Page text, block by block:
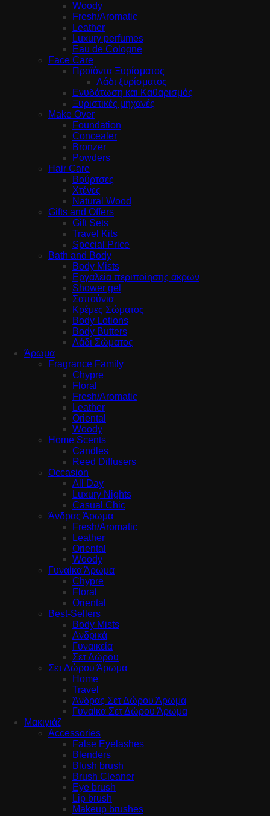
Woody
Fresh/Aromatic
Leather
Luxury perfumes
Eau de Cologne
Face Care
Προϊόντα Ξυρίσματος
Λάδι ξυρίσματος
Ενυδάτωση και Καθαρισμός
Ξυριστικές μηχανές
Make Over
Foundation
Concealer
Bronzer
Powders
Hair Care
Βούρτσες
Χτένες
Natural Wood
Gifts and Offers
Gift Sets
Travel Kits
Special Price
Bath and Body
Body Mists
Εργαλεία περιποίησης άκρων
Shower gel
Σαπούνια
Κρέμες Σώματος
Body Lotions
Body Butters
Λάδι Σώματος
Άρωμα
Fragrance Family
Chypre
Floral
Fresh/Aromatic
Leather
Oriental
Woody
Home Scents
Candles
Reed Diffusers
Occasion
All Day
Luxury Nights
Casual Chic
Άνδρας Άρωμα
Fresh/Aromatic
Leather
Oriental
Woody
Γυναίκα Άρωμα
Chypre
Floral
Oriental
Best-Sellers
Body Mists
Ανδρικά
Γυναικεία
Σετ Δώρου
Σετ Δώρου Άρωμα
Home
Travel
Άνδρας Σετ Δώρου Άρωμα
Γυναίκα Σετ Δώρου Άρωμα
Μακιγιάζ
Accessories
False Eyelashes
Blenders
Blush brush
Brush Cleaner
Eye brush
Lip brush
Makeup brushes